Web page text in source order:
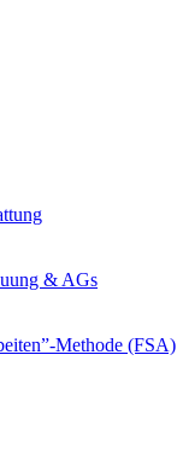
& AGs
Methode (FSA)